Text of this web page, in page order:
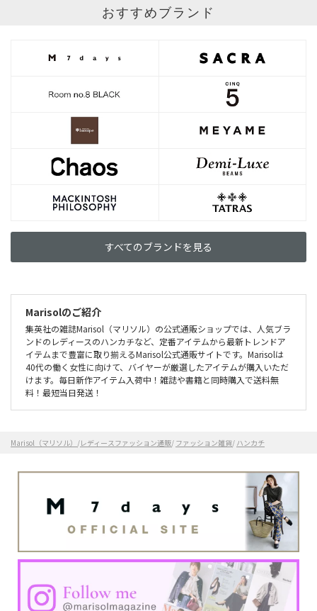
おすすめブランド
すべてのブランドを見る
Marisolのご紹介
集英社の雑誌Marisol（マリソル）の公式通販ショップでは、人気ブラ
ンドのレディースのハンカチなど、定番アイテムから最新トレンドア
イテムまで豊富に取り揃えるMarisol公式通販サイトです。Marisolは
40代の働く女性に向けて、バイヤーが厳選したアイテムが購入いただ
けます。毎日新作アイテム入荷中！雑誌や書籍と同時購入で送料無
料！最短当日発送！
Marisol（マリソル） /レディースファッション通販/ ファッション雑貨/ ハンカチ